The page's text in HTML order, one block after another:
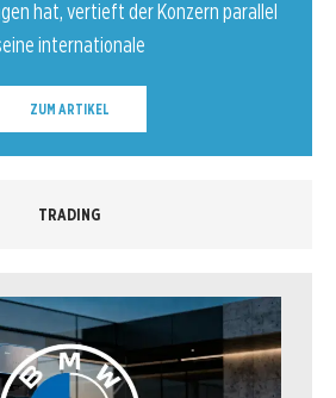
ZUM ARTIKEL
TRADING